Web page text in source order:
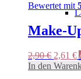
Bewertet mit
Make-
2,90€
Preis
2,61 €
In den